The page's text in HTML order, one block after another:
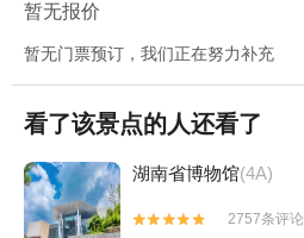
暂无报价
暂无门票预订，我们正在努力补充
看了该景点的人还看了
湖南省博物馆(4A)


2757条评论